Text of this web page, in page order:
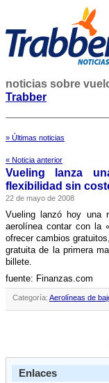
noticias sobre
Trabber
» Últimas noticias
« Noticia anterior
Vueling lanza
flexibilidad sin
22 de mayo de 2008
Vueling lanzó hoy una
aerolí­nea contar con la
ofrecer cambios
gratuita de la primera
billete.
fuente: Finanzas.com
Categoría: Aerolíneas de
Enlaces